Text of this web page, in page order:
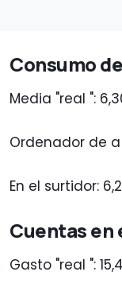
Consumo
Media "real ":
Ordenador de
En el surtidor:
Cuentas en
Gasto "real ":